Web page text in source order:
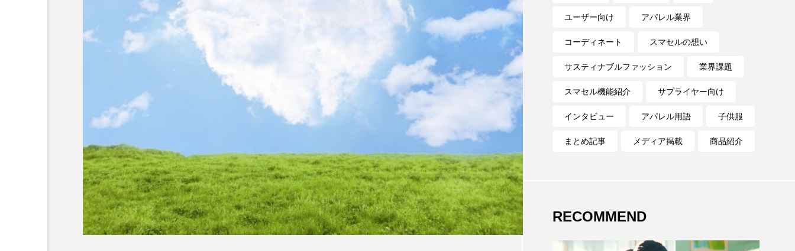
ユーザー向け アパレル業界
コーディネート スマセルの想い
サスティナブルファッション 業界課題
スマセル機能紹介 サプライヤー向け
インタビュー アパレル用語 子供服
まとめ記事 メディア掲載 商品紹介
RECOMMEND